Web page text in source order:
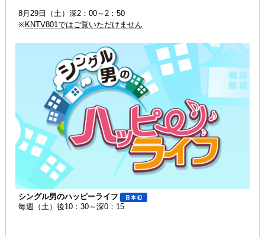
8月29日（土）深2：00～2：50
※ KNTV801ではご覧いただけません
シングル男のハッピーライフ
毎週（土）後10：30～深0：15